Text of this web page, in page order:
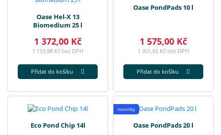
Oase Hel-X 13
Biomedium 25 l
1 372,00 Kč
1 133,88 Kč bez DPH
Přidat do košíku
Oase PondPads 10 l
1 575,00 Kč
1 301,65 Kč bez DPH
Přidat do košíku
Eco Pond Chip 14l
novinky
Oase PondPads 20 l